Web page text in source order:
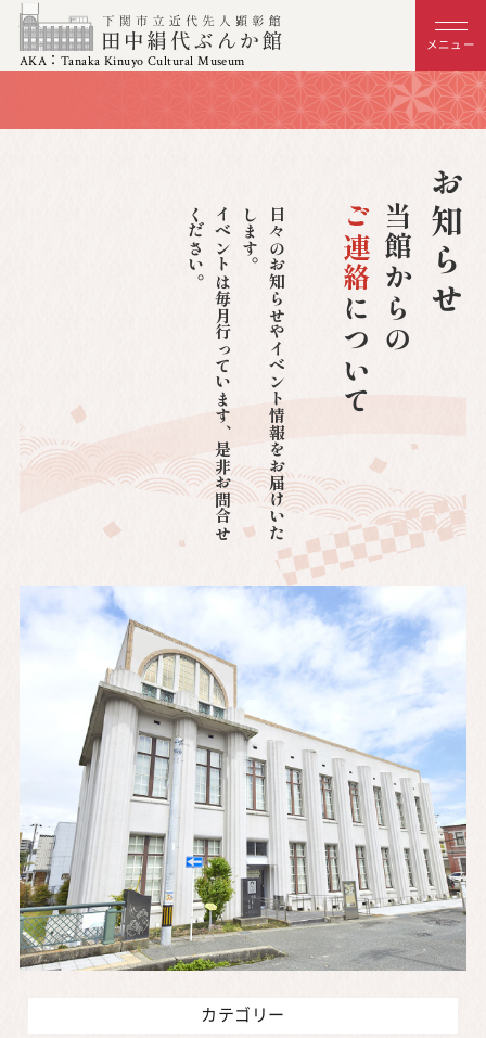
AKA：Tanaka Kinuyo Cultural Museum
メニュー
お知らせ
当館からの
ご連絡
について
日
々
の
お
知
ら
せ
や
イ
ベ
ン
ト
情
報
を
お
届
け
い
た
し
ま
す
。
イ
ベ
ン
ト
は
毎
月
行
っ
て
い
ま
す
、
是
非
お
問
合
せ
く
だ
さ
い
。
カテゴリー